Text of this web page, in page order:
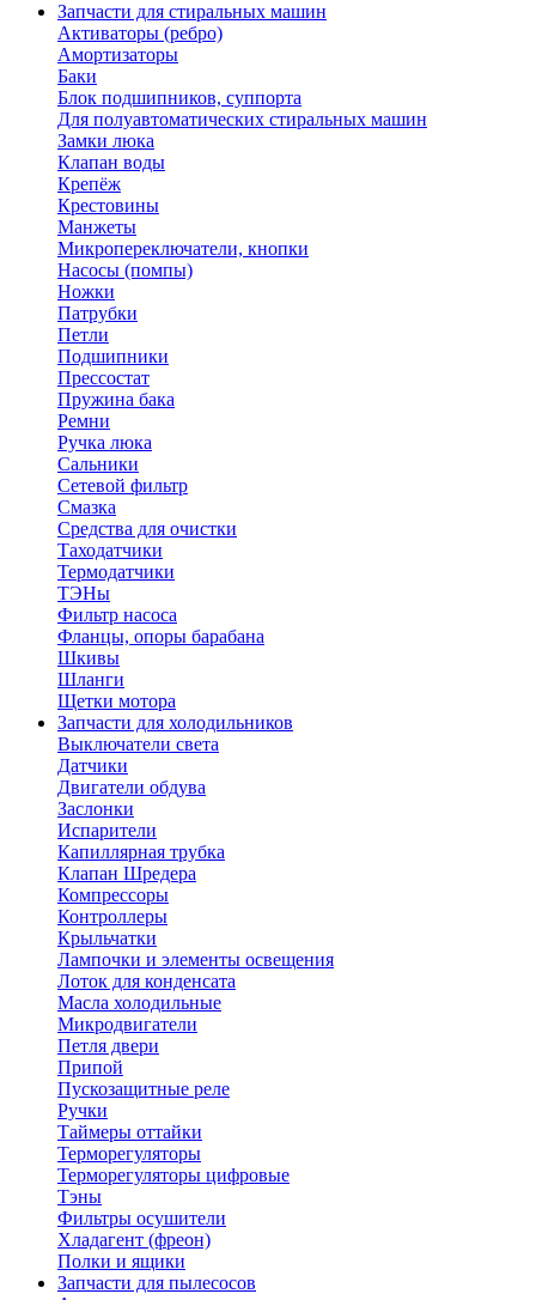
Запчасти для стиральных машин
Активаторы (ребро)
Амортизаторы
Баки
Блок подшипников, суппорта
Для полуавтоматических стиральных машин
Замки люка
Клапан воды
Крепёж
Крестовины
Манжеты
Микропереключатели, кнопки
Насосы (помпы)
Ножки
Патрубки
Петли
Подшипники
Прессостат
Пружина бака
Ремни
Ручка люка
Сальники
Сетевой фильтр
Смазка
Средства для очистки
Таходатчики
Термодатчики
ТЭНы
Фильтр насоса
Фланцы, опоры барабана
Шкивы
Шланги
Щетки мотора
Запчасти для холодильников
Выключатели света
Датчики
Двигатели обдува
Заслонки
Испарители
Капиллярная трубка
Клапан Шредера
Компрессоры
Контроллеры
Крыльчатки
Лампочки и элементы освещения
Лоток для конденсата
Масла холодильные
Микродвигатели
Петля двери
Припой
Пускозащитные реле
Ручки
Таймеры оттайки
Терморегуляторы
Терморегуляторы цифровые
Тэны
Фильтры осушители
Хладагент (фреон)
Полки и ящики
Запчасти для пылесосов